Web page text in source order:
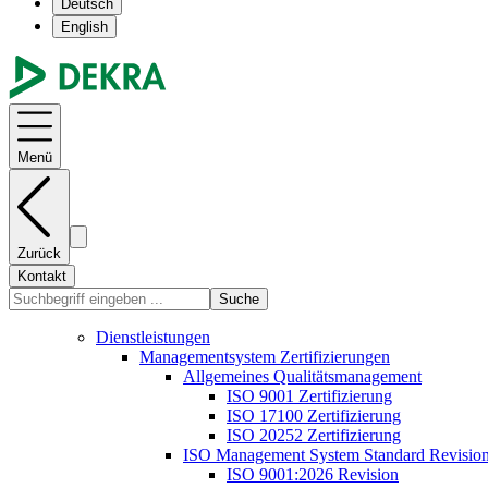
Deutsch
English
Menü
Zurück
Kontakt
Suche
Dienstleistungen
Managementsystem Zertifizierungen
Allgemeines Qualitätsmanagement
ISO 9001 Zertifizierung
ISO 17100 Zertifizierung
ISO 20252 Zertifizierung
ISO Management System Standard
ISO 9001:2026 Revision